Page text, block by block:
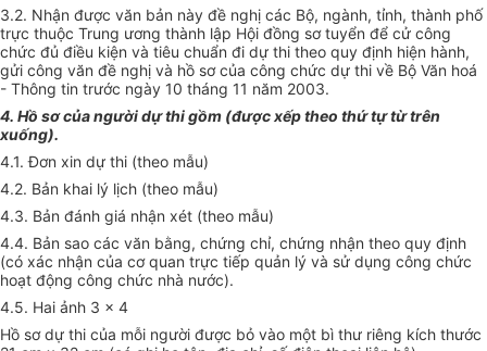
3.2. Nhận được văn bản này đề nghị các Bộ, ngành, tỉnh, thành phố
trực thuộc Trung ương thành lập Hội đồng sơ tuyển để cử công
chức đủ điều kiện và tiêu chuẩn đi dự thi theo quy định hiện hành,
gửi công văn đề nghị và hồ sơ của công chức dự thi về Bộ Văn hoá
- Thông tin trước ngày 10 tháng 11 năm 2003.
4. Hồ sơ của người dự thi gồm (được xếp theo thứ tự từ trên
xuống).
4.1. Đơn xin dự thi (theo mẫu)
4.2. Bản khai lý lịch (theo mẫu)
4.3. Bản đánh giá nhận xét (theo mẫu)
4.4. Bản sao các văn bằng, chứng chỉ, chứng nhận theo quy định
(có xác nhận của cơ quan trực tiếp quản lý và sử dụng công chức
hoạt động công chức nhà nước).
4.5. Hai ảnh 3 x 4
Hồ sơ dự thi của mỗi người được bỏ vào một bì thư riêng kích thước